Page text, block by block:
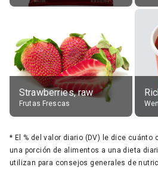
Strawberries, raw
Frutas Frescas
* El % del valor diario (DV) le dice cuánto
una porción de alimentos a una dieta
utilizan para consejos generales de